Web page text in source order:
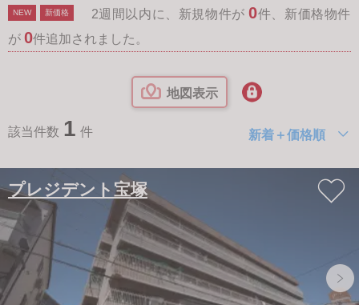
NEW 新価格 2週間以内に、新規物件が0件、新価格物件
が 0件追加されました。
地図表示
該当件数 1 件 新着＋価格順
プレジデント宝塚